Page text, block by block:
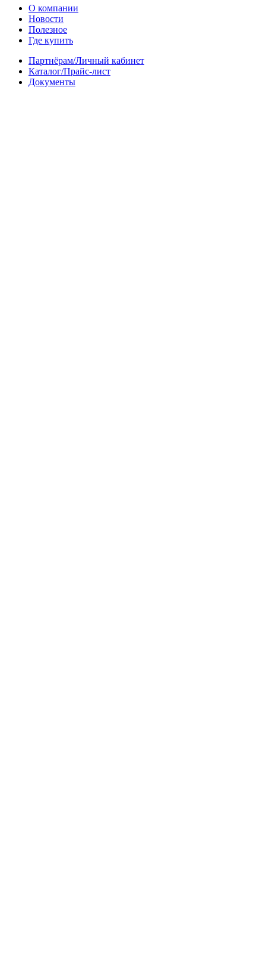
О компании
Новости
Полезное
Где купить
Партнёрам/Личный кабинет
Каталог/Прайс-лист
Документы